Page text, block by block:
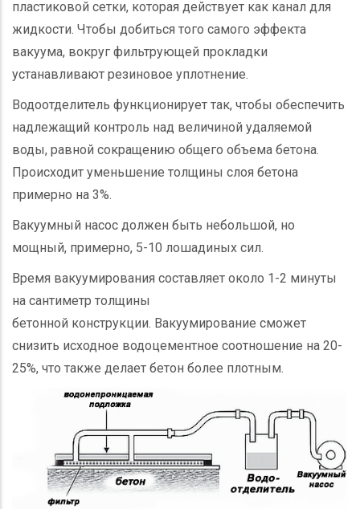
пластиковой сетки, которая действует как канал для
жидкости. Чтобы добиться того самого эффекта
вакуума, вокруг фильтрующей прокладки
устанавливают резиновое уплотнение.
Водоотделитель функционирует так, чтобы обеспечить
надлежащий контроль над величиной удаляемой
воды, равной сокращению общего объема бетона.
Происходит уменьшение толщины слоя бетона
примерно на 3%.
Вакуумный насос должен быть небольшой, но
мощный, примерно, 5-10 лошадиных сил.
Время вакуумирования составляет около 1-2 минуты
на сантиметр толщины
бетонной конструкции. Вакуумирование сможет
снизить исходное водоцементное соотношение на 20-
25%, что также делает бетон более плотным.